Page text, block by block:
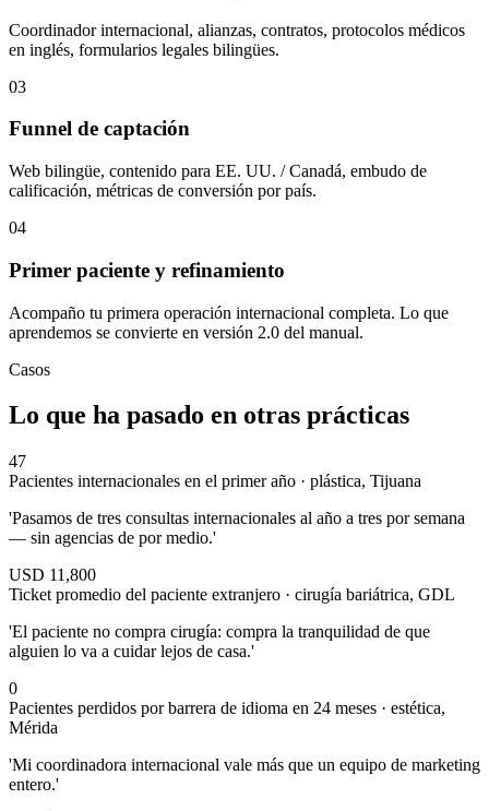
Coordinador internacional, alianzas, contratos, protocolos médicos
en inglés, formularios legales bilingües.
03
Funnel de captación
Web bilingüe, contenido para EE. UU. / Canadá, embudo de
calificación, métricas de conversión por país.
04
Primer paciente y refinamiento
Acompaño tu primera operación internacional completa. Lo que
aprendemos se convierte en versión 2.0 del manual.
Casos
Lo que ha pasado en otras prácticas
47
Pacientes internacionales en el primer año · plástica, Tijuana
'Pasamos de tres consultas internacionales al año a tres por semana
— sin agencias de por medio.'
USD 11,800
Ticket promedio del paciente extranjero · cirugía bariátrica, GDL
'El paciente no compra cirugía: compra la tranquilidad de que
alguien lo va a cuidar lejos de casa.'
0
Pacientes perdidos por barrera de idioma en 24 meses · estética,
Mérida
'Mi coordinadora internacional vale más que un equipo de marketing
entero.'